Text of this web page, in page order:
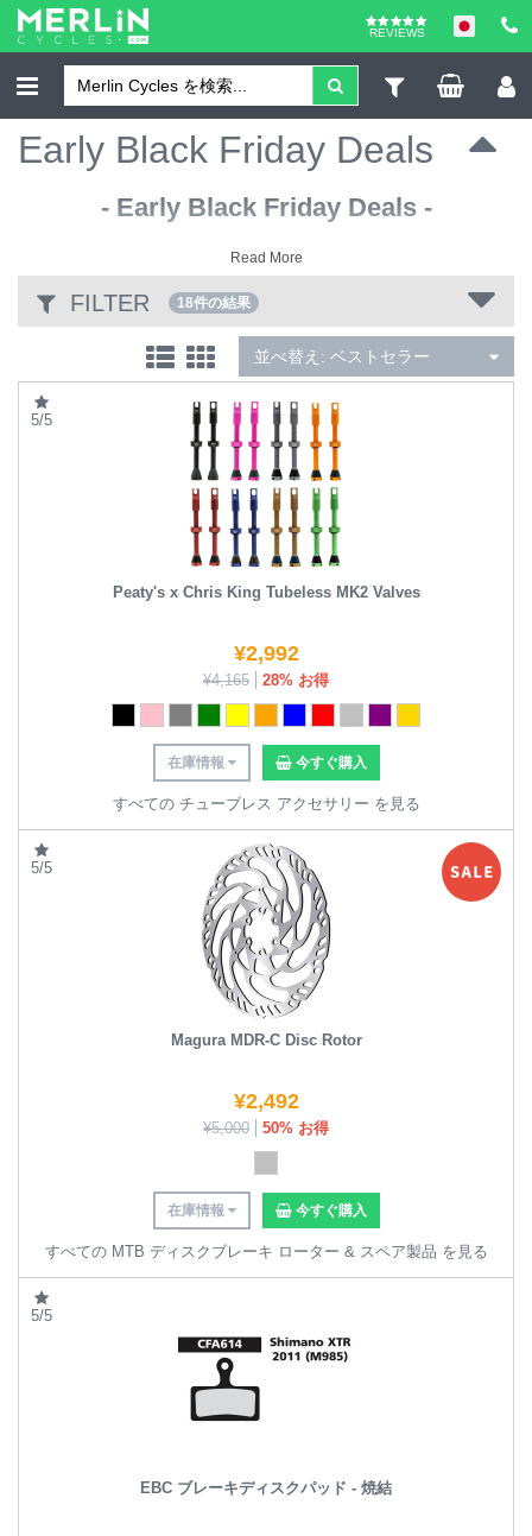
REVIEWS
Early Black Friday Deals
- Early Black Friday Deals -
Read More
FILTER 18件の結果
並べ替え: ベストセラー
5/5
Peaty's x Chris King Tubeless MK2 Valves
¥2,992
¥4,165 28% お得
在庫情報 今すぐ購入
すべての チューブレス アクセサリー を見る
5/5
Magura MDR-C Disc Rotor
¥2,492
¥5,000 50% お得
在庫情報 今すぐ購入
すべての MTB ディスクブレーキ ローター & スペア製品 を見る
5/5
EBC ブレーキディスクパッド - 焼結